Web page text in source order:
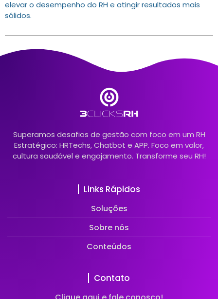
elevar o desempenho do RH e atingir resultados mais
sólidos.
Superamos desafios de gestão com foco em um RH
Estratégico: HRTechs, Chatbot e APP. Foco em valor,
cultura saudável e engajamento. Transforme seu RH!
Links Rápidos
Soluções
Sobre nós
Conteúdos
Contato